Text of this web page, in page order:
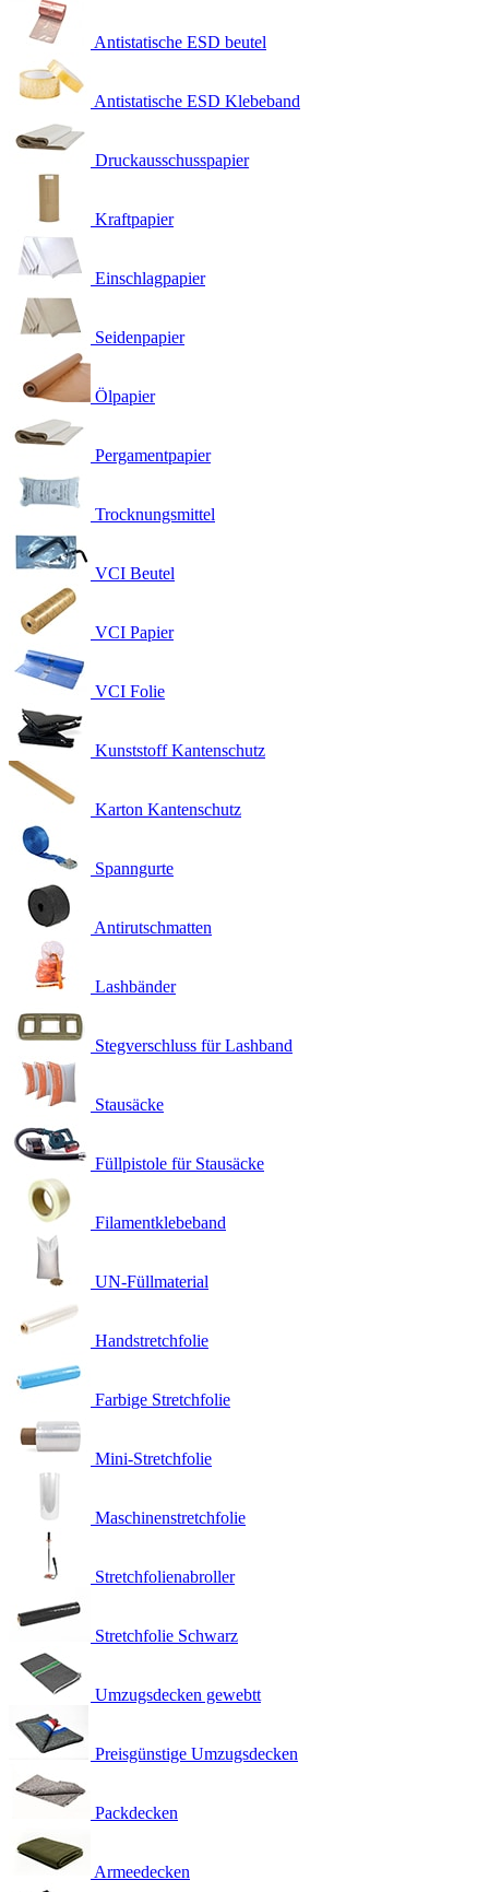
Antistatische ESD beutel
Antistatische ESD Klebeband
Druckausschusspapier
Kraftpapier
Einschlagpapier
Seidenpapier
Ölpapier
Pergamentpapier
Trocknungsmittel
VCI Beutel
VCI Papier
VCI Folie
Kunststoff Kantenschutz
Karton Kantenschutz
Spanngurte
Antirutschmatten
Lashbänder
Stegverschluss für Lashband
Stausäcke
Füllpistole für Stausäcke
Filamentklebeband
UN-Füllmaterial
Handstretchfolie
Farbige Stretchfolie
Mini-Stretchfolie
Maschinenstretchfolie
Stretchfolienabroller
Stretchfolie Schwarz
Umzugsdecken gewebtt
Preisgünstige Umzugsdecken
Packdecken
Armeedecken